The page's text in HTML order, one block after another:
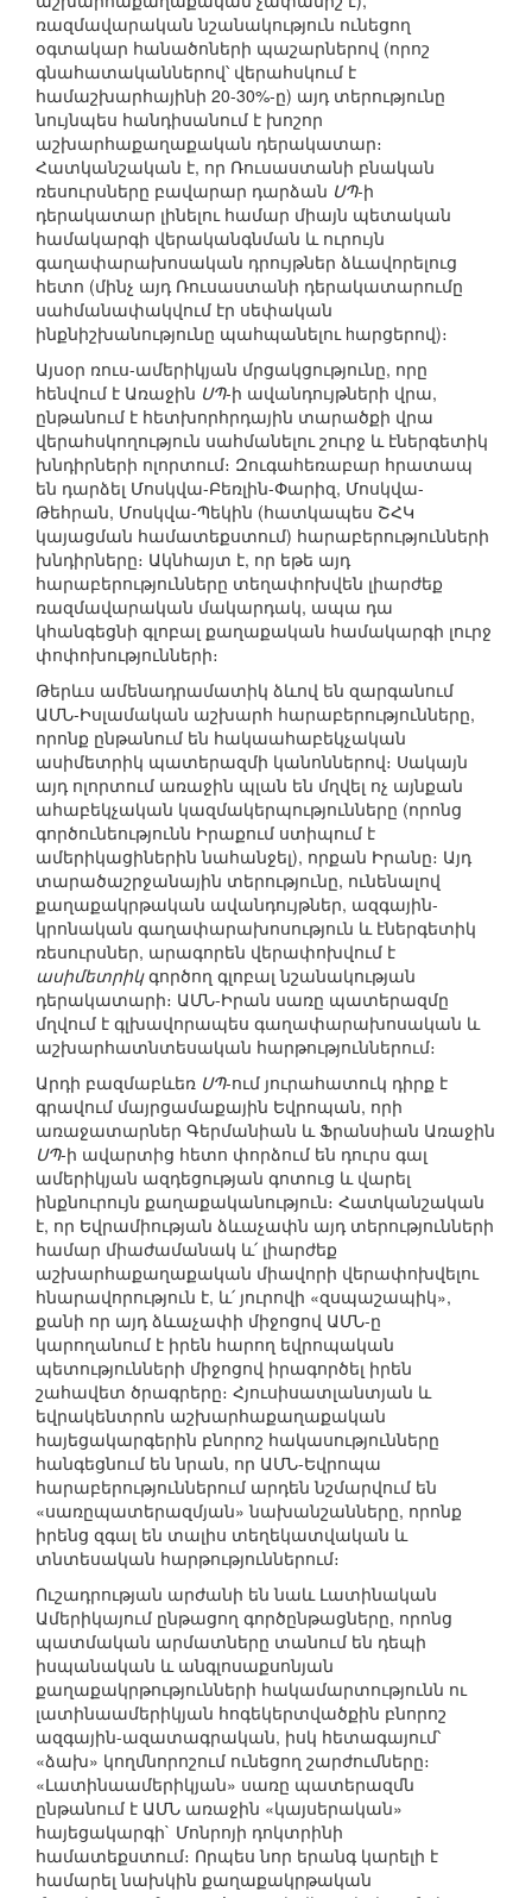
ռազմավարական նշանակություն ունեցող
օգտակար հանածոների պաշարներով (որոշ
գնահատականներով՝ վերահսկում է
համաշխարհայինի 20-30%-ը) այդ տերությունը
նույնպես հանդիսանում է խոշոր
աշխարհաքաղաքական դերակատար։
Հատկանշական է, որ Ռուսաստանի բնական
ռեսուրսները բավարար դարձան ՍՊ-ի
դերակատար լինելու համար միայն պետական
համակարգի վերականգնման և ուրույն
գաղափարախոսական դրույթներ ձևավորելուց
հետո (մինչ այդ Ռուսաստանի դերակատարումը
սահմանափակվում էր սեփական
ինքնիշխանությունը պահպանելու hարցերով)։
Այսօր ռուս-ամերիկյան մրցակցությունը, որը
հենվում է Առաջին ՍՊ-ի ավանդույթների վրա,
ընթանում է հետխորհրդային տարածքի վրա
վերահսկողություն սահմանելու շուրջ և էներգետիկ
խնդիրների ոլորտում։ Զուգահեռաբար հրատապ
են դարձել Մոսկվա-Բեռլին-Փարիզ, Մոսկվա-
Թեհրան, Մոսկվա-Պեկին (հատկապես ՇՀԿ
կայացման համատեքստում) հարաբերությունների
խնդիրները։ Ակնհայտ է, որ եթե այդ
հարաբերությունները տեղափոխվեն լիարժեք
ռազմավարական մակարդակ, ապա դա
կհանգեցնի գլոբալ քաղաքական համակարգի լուրջ
փոփոխությունների։
Թերևս ամենադրամատիկ ձևով են զարգանում
ԱՄՆ-Իսլամական աշխարհ հարաբերությունները,
որոնք ընթանում են հակաահաբեկչական
ասիմետրիկ պատերազմի կանոններով։ Սակայն
այդ ոլորտում առաջին պլան են մղվել ոչ այնքան
ահաբեկչական կազմակերպությունները (որոնց
գործունեությունն Իրաքում ստիպում է
ամերիկացիներին նահանջել), որքան Իրանը։ Այդ
տարածաշրջանային տերությունը, ունենալով
քաղաքակրթական ավանդույթներ, ազգային-
կրոնական գաղափարախոսություն և էներգետիկ
ռեսուրսներ, արագորեն վերափոխվում է
ասիմետրիկգործող գլոբալ նշանակության
դերակատարի։ ԱՄՆ-Իրան սառը պատերազմը
մղվում է գլխավորապես գաղափարախոսական և
աշխարհատնտեսական հարթություններում։
Արդի բազմաբևեռ ՍՊ-ում յուրահատուկ դիրք է
գրավում մայրցամաքային Եվրոպան, որի
առաջատարներ Գերմանիան և Ֆրանսիան Առաջին
ՍՊ-ի ավարտից հետո փորձում են դուրս գալ
ամերիկյան ազդեցության գոտուց և վարել
ինքնուրույն քաղաքականություն։ Հատկանշական
է, որ Եվրամիության ձևաչափն այդ տերությունների
համար միաժամանակ և՛ լիարժեք
աշխարհաքաղաքական միավորի վերափոխվելու
հնարավորություն է, և՛ յուրովի «զսպաշապիկ»,
քանի որ այդ ձևաչափի միջոցով ԱՄՆ-ը
կարողանում է իրեն հարող եվրոպական
պետությունների միջոցով իրագործել իրեն
շահավետ ծրագրերը։ Հյուսիսատլանտյան և
եվրակենտրոն աշխարհաքաղաքական
հայեցակարգերին բնորոշ հակասությունները
հանգեցնում են նրան, որ ԱՄՆ-Եվրոպա
հարաբերություններում արդեն նշմարվում են
«սառըպատերազմյան» նախանշանները, որոնք
իրենց զգալ են տալիս տեղեկատվական և
տնտեսական հարթություններում։
Ուշադրության արժանի են նաև Լատինական
Ամերիկայում ընթացող գործընթացները, որոնց
պատմական արմատները տանում են դեպի
իսպանական և անգլոսաքսոնյան
քաղաքակրթությունների հակամարտությունն ու
լատինաամերիկյան հոգեկերտվածքին բնորոշ
ազգային-ազատագրական, իսկ հետագայում՝
«ձախ» կողմնորոշում ունեցող շարժումները։
«Լատինաամերիկյան» սառը պատերազմն
ընթանում է ԱՄՆ առաջին «կայսերական»
հայեցակարգի` Մոնրոյի դոկտրինի
համատեքստում։ Որպես նոր երանգ կարելի է
համարել նախկին քաղաքակրթական